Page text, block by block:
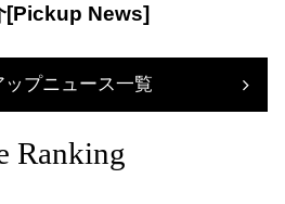
ップニュース一覧
Ranking